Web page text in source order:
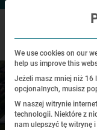
We use cookies on our
help us improve this
Jeżeli masz mniej niż 16
opcjonalnych, musisz
W naszej witrynie
technologii. Niektóre z
nam ulepszyć tę witrynę